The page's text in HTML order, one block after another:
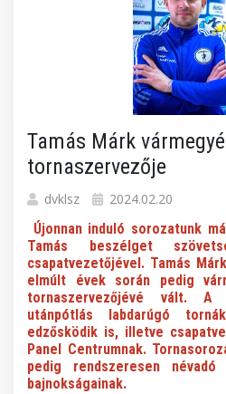
Tamás Márk
tornaszervezője
dvklsz
2024.02.20
Újonnan induló sorozatunk
Tamás beszélget
csapatvezetőjével. Tamás
elmúlt évek során pedig
tornaszervezőjévé vált.
utánpótlás labdarúgó
edzősködik is, illetve
Panel Centrumnak.
pedig rendszeresen névadó
bajnokságainak.